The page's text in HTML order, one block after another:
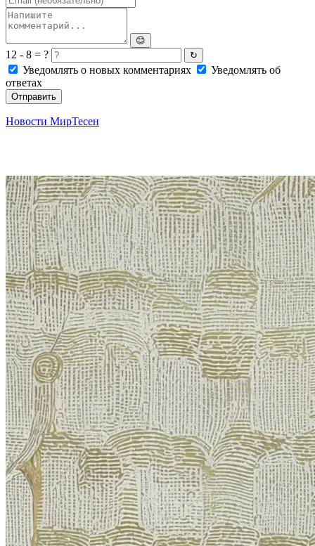
😊
12 - 8 = ? ↻
Уведомлять о новых комментариях
Уведомлять об
ответах
Отправить
Новости МирТесен